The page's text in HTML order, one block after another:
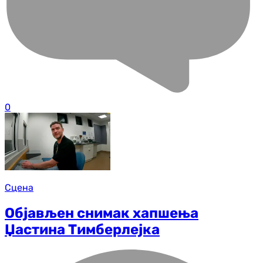
0
Сцена
Објављен снимак хапшења
Џастина Тимберлејка